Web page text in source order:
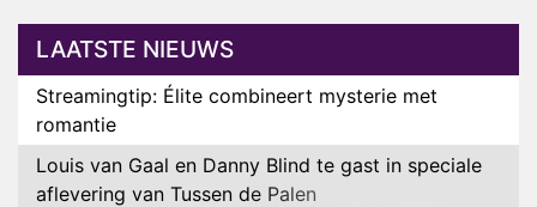
LAATSTE NIEUWS
Streamingtip: Élite combineert mysterie met
romantie
Louis van Gaal en Danny Blind te gast in speciale
aflevering van Tussen de Palen